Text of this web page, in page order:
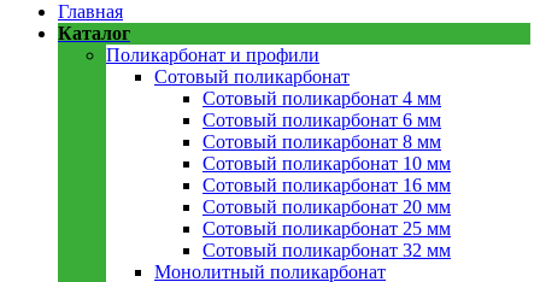
Главная
Каталог
Поликарбонат и профили
Сотовый поликарбонат
Сотовый поликарбонат 4 мм
Сотовый поликарбонат 6 мм
Сотовый поликарбонат 8 мм
Сотовый поликарбонат 10 мм
Сотовый поликарбонат 16 мм
Сотовый поликарбонат 20 мм
Сотовый поликарбонат 25 мм
Сотовый поликарбонат 32 мм
Монолитный поликарбонат